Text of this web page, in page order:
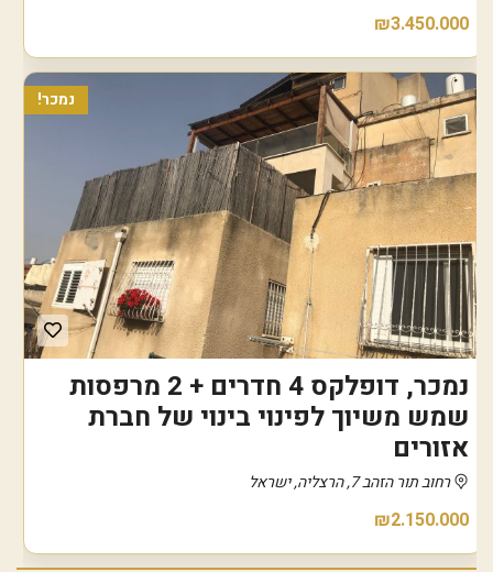
₪3.450.000
נמכר!
נמכר, דופלקס 4 חדרים + 2 מרפסות
שמש משיוך לפינוי בינוי של חברת
אזורים
רחוב תור הזהב 7, הרצליה, ישראל
₪2.150.000